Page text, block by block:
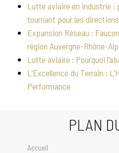
Lutte aviaire en industrie :
tournant pour les directions
Expansion Réseau :
région Auvergne-Rhône-
Lutte aviaire : Pourquoi
L’Excellence du Terrain :
Performance
PLAN
Accueil